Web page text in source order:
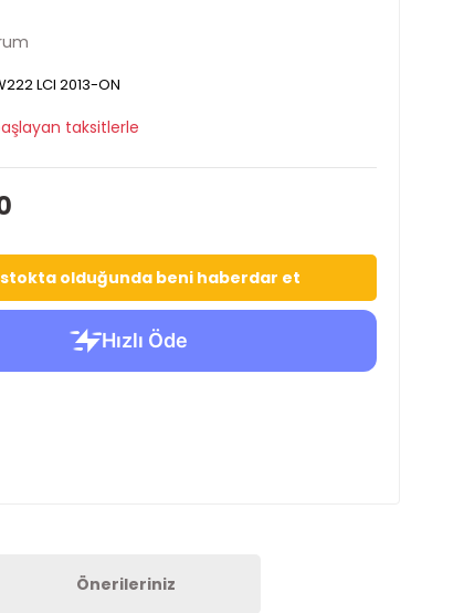
LCI 2013-ON
taksitlerle
olduğunda beni haberdar et
Önerileriniz